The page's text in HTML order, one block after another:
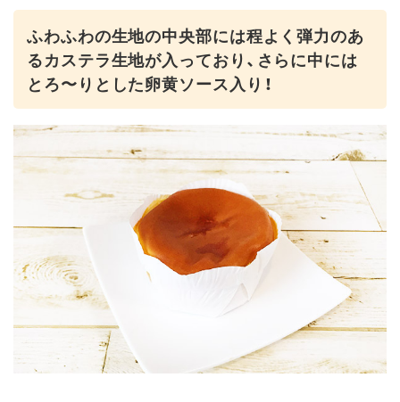
ふわふわの生地の中央部には程よく弾力のあ
るカステラ生地が入っており、さらに中には
とろ〜りとした卵黄ソース入り！